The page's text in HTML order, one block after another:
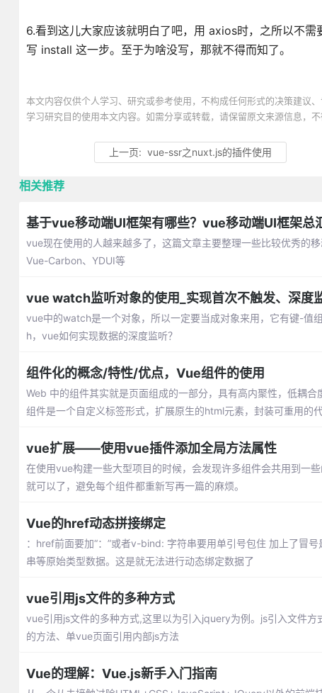
6.看到这儿大家应该就明白了吧，用 axios时，之所以不
写 install 这一步。至于为啥没写，那就不得而知了。
本文内容仅供个人学习、研究或参考使用，不构成任何形式的决策建议
学习研究目的使用本文内容。如需分享或转载，请保留原文来源信息，
上一页:vue-ssr之nuxt.js的插件使用
相关推荐
基于vue移动端UI框架有哪些？vue移动端UI框架总
vue现在使用的人越来越多了，这篇文章主要整理一些比较优秀的
Vue-Carbon、YDUI等
vue watch监听对象的使用_实现首次不触发、深度
vue中的watch是一个对象，所以一定要当成对象来用，它有键-值
h，vue如何实现数据的深度监听？
组件化的概念/特性/优点，Vue组件的使用
Web 中的组件其实就是页面组成的一部分，具有高内聚性，低耦
组件是一个自定义标签形式，扩展原生的html元素，封装可重用的代
vue扩展——使用vue插件添加全局方法属性
在使用vue构建一些大型项目的时候，会发现许多组件会共用到一
就可以了，避免每个组件都重新写再一篇的麻烦。
Vue的href动态拼接绑定
：href前面要加“：”或者v-bind: 字符串要用单引号包住 加上了冒
串等原始类型数据。这是就无法进行动态绑定数据了
vue引用js文件的多种方式
vue引用js文件的多种方式,这里以为引入jquery为例。js引入文件
的方法、单vue页面引用内部js方法
Vue的理解：Vue.js新手入门指南